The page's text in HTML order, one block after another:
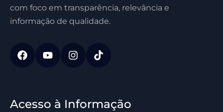
com foco em transparência, relevância e
informação de qualidade.
Acesso à Informação